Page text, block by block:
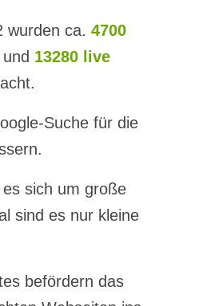
wurden ca. 4700
13280 live
Suche für die
sich um große
sind es nur kleine
befördern das